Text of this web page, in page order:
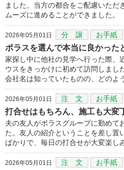
ました。当方の都合をご配慮いただ
ムーズに進めることができました。
2026年05月01日 分 譲 お手紙
ポラスを選んで本当に良かった
家探し中に他社の見学へ行った際、
ウスをきっかけに初めて訪問しまし
会社名は知っていたものの、どのよ
2026年05月01日 注 文 お手紙
打合せはもちろん、施工も大変
夫の友人がポラスグループに勤めて
た。友人の紹介ということを差し置
ばかりで、毎日の打合せが大変楽し
2026年05月01日 注 文 お手紙